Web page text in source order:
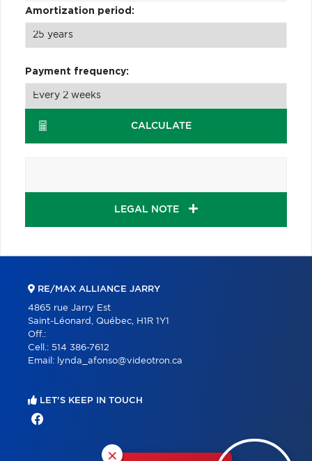
Amortization period:
Payment frequency:
CALCULATE
LEGAL NOTE
×
RE/MAX ALLIANCE JARRY
4865 rue Jarry Est
Saint-Léonard, Québec, H1R 1Y1
Off.:
Cell.: 514 386-7612
Email: lynda_afonso@videotron.ca
LET'S KEEP IN TOUCH